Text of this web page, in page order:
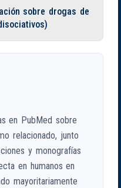
sobre drogas de
en PubMed sobre
relacionado, junto
y monografías
en humanos en
mayoritariamente